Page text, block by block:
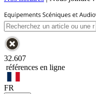
32.607
références en ligne
FR